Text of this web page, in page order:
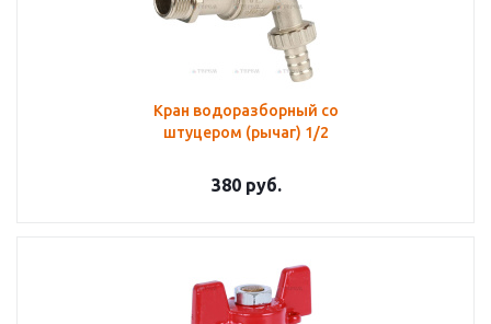
Кран водоразборный со
штуцером (рычаг) 1/2
380руб.